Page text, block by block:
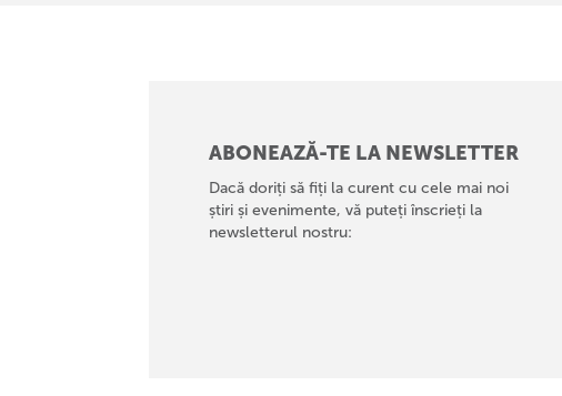
ABONEAZĂ-TE LA NEWSLETTER
Dacă doriți să fiți la curent cu cele mai noi
știri și evenimente, vă puteți înscrieți la
newsletterul nostru: